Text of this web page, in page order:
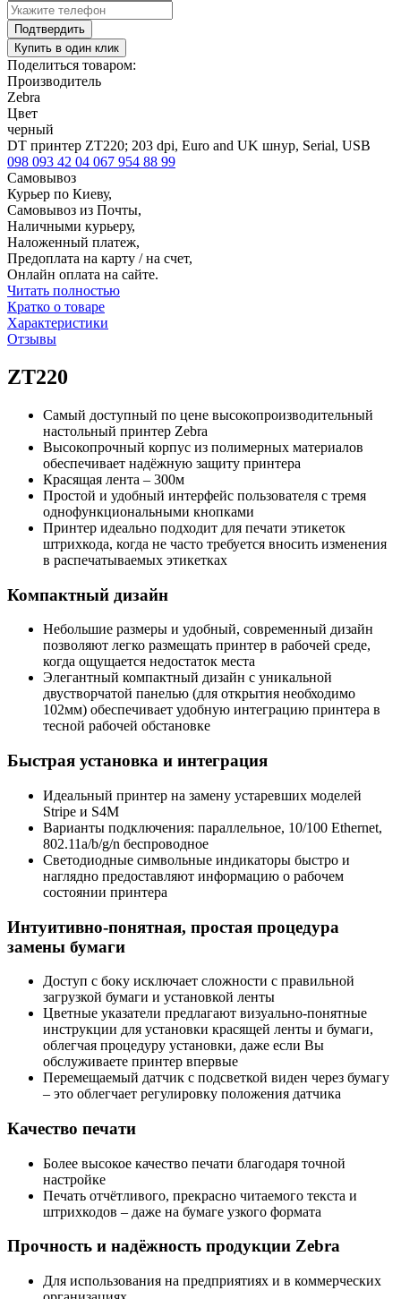
Подтвердить
Купить в один клик
Поделиться товаром:
Производитель
Zebra
Цвет
черный
DT принтер ZT220; 203 dpi, Euro and UK шнур, Serial, USB
098 093 42 04 067 954 88 99
Самовывоз
Курьер по Киеву,
Самовывоз из Почты,
Наличными курьеру,
Наложенный платеж,
Предоплата на карту / на счет,
Онлайн оплата на сайте.
Читать полностью
Кратко о товаре
Характеристики
Отзывы
ZT220
Самый доступный по цене высокопроизводительный
настольный принтер Zebra
Высокопрочный корпус из полимерных материалов
обеспечивает надёжную защиту принтера
Красящая лента – 300м
Простой и удобный интерфейс пользователя с тремя
однофункциональными кнопками
Принтер идеально подходит для печати этикеток
штрихкода, когда не часто требуется вносить изменения
в распечатываемых этикетках
Компактный дизайн
Небольшие размеры и удобный, современный дизайн
позволяют легко размещать принтер в рабочей среде,
когда ощущается недостаток места
Элегантный компактный дизайн с уникальной
двустворчатой панелью (для открытия необходимо
102мм) обеспечивает удобную интеграцию принтера в
тесной рабочей обстановке
Быстрая установка и интеграция
Идеальный принтер на замену устаревших моделей
Stripe и S4M
Варианты подключения: параллельное, 10/100 Ethernet,
802.11a/b/g/n беспроводное
Светодиодные символьные индикаторы быстро и
наглядно предоставляют информацию о рабочем
состоянии принтера
Интуитивно-понятная, простая процедура
замены бумаги
Доступ с боку исключает сложности с правильной
загрузкой бумаги и установкой ленты
Цветные указатели предлагают визуально-понятные
инструкции для установки красящей ленты и бумаги,
облегчая процедуру установки, даже если Вы
обслуживаете принтер впервые
Перемещаемый датчик с подсветкой виден через бумагу
– это облегчает регулировку положения датчика
Качество печати
Более высокое качество печати благодаря точной
настройке
Печать отчётливого, прекрасно читаемого текста и
штрихкодов – даже на бумаге узкого формата
Прочность и надёжность продукции Zebra
Для использования на предприятиях и в коммерческих